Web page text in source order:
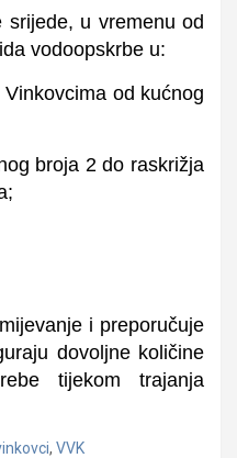
u vremenu od
vodoopskrbe u:
od kućnog
broja 2 do raskrižja
i preporučuje
dovoljne količine
tijekom trajanja
, VVK